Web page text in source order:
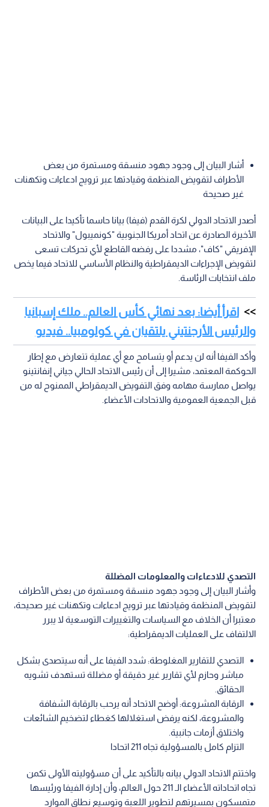
أشار البيان إلى وجود جهود منسقة ومستمرة من بعض
الأطراف لتقويض المنظمة وقيادتها عبر ترويج ادعاءات وتكهنات
غير صحيحة
أصدر الاتحاد الدولي لكرة القدم (فيفا) بيانا حاسما تأكيدا على البيانات
الأخيرة الصادرة عن اتحاد أمريكا الجنوبية "كونميبول" والاتحاد
الإفريقي "كاف"، مشددا على رفضه القاطع لأي تحركات تسعى
لتقويض الإجراءات الديمقراطية والنظام الأساسي للاتحاد فيما يخص
ملف انتخابات الرئاسة.
اقرأ أيضا: بعد نهائي كأس العالم.. ملك إسبانيا
والرئيس الأرجنتيني يلتقيان في كولومبيا.. فيديو
وأكد الفيفا أنه لن يدعم أو يتسامح مع أي عملية تتعارض مع إطار
الحوكمة المعتمد، مشيرا إلى أن رئيس الاتحاد الحالي جياني إنفانتينو
يواصل ممارسة مهامه وفق التفويض الديمقراطي الممنوح له من
قبل الجمعية العمومية والاتحادات الأعضاء.
التصدي للادعاءات والمعلومات المضللة
وأشار البيان إلى وجود جهود منسقة ومستمرة من بعض الأطراف
لتقويض المنظمة وقيادتها عبر ترويج ادعاءات وتكهنات غير صحيحة،
معتبرا أن الخلاف مع السياسات والتغييرات التوسعية لا يبرر
الالتفاف على العمليات الديمقراطية:
التصدي للتقارير المغلوطة: شدد الفيفا على أنه سيتصدى بشكل
مباشر وحازم لأي تقارير غير دقيقة أو مضللة تستهدف تشويه
الحقائق.
الرقابة المشروعة: أوضح الاتحاد أنه يرحب بالرقابة الشفافة
والمشروعة، لكنه يرفض استغلالها كغطاء لتضخيم الشائعات
واختلاق أزمات جانبية.
التزام كامل بالمسؤولية تجاه 211 اتحادا
واختتم الاتحاد الدولي بيانه بالتأكيد على أن مسؤوليته الأولى تكمن
تجاه اتحاداته الأعضاء الـ 211 حول العالم، وأن إدارة الفيفا ورئيسها
متمسكون بمسيرتهم لتطوير اللعبة وتوسيع نطاق الموارد